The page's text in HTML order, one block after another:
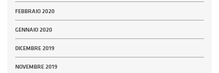
FEBBRAIO 2020
GENNAIO 2020
DICEMBRE 2019
NOVEMBRE 2019